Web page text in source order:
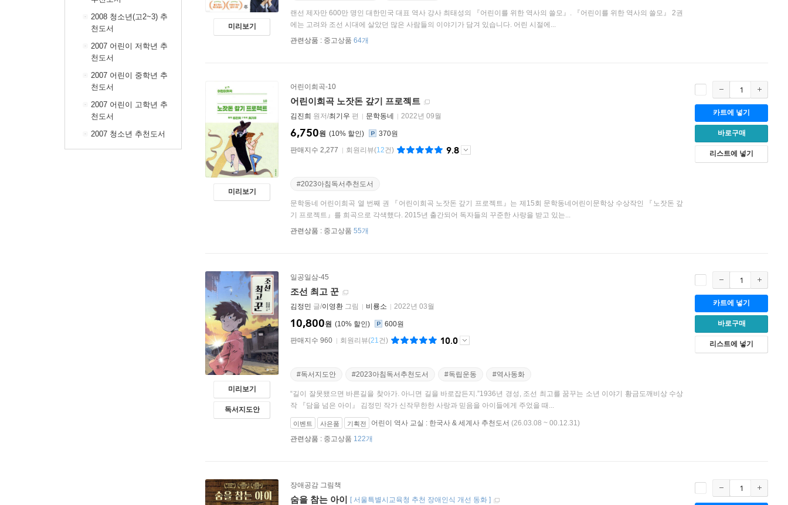
2008 청소년(고2~3) 추
천도서
2007 어린이 저학년 추
천도서
2007 어린이 중학년 추
천도서
2007 어린이 고학년 추
천도서
2007 청소년 추천도서
미리보기
랜선 제자만 600만 명인 대한민국 대표 역사 강사 최태성의 『어린이를 위한 역사의 쓸모』. 『어린이를 위한 역사의 쓸모』 2권
에는 고려와 조선 시대에 살았던 많은 사람들의 이야기가 담겨 있습니다. 어린 시절에...
관련상품 : 중고상품 64개
미리보기
어린이희곡-10
어린이희곡 노잣돈 갚기 프로젝트
김진희 원저/최기우 편 문학동네 2022년 09월
10%
6,750원
370원
판매지수 2,277
회원리뷰(12건) 9.8
#2023아침독서추천도서
문학동네 어린이희곡 열 번째 권 『어린이희곡 노잣돈 갚기 프로젝트』는 제15회 문학동네어린이문학상 수상작인 『노잣돈 갚
기 프로젝트』를 희곡으로 각색했다. 2015년 출간되어 독자들의 꾸준한 사랑을 받고 있는...
관련상품 : 중고상품 55개
카트에 넣기
바로구매
리스트에 넣기
미리보기
독서지도안
일공일삼-45
조선 최고 꾼
김정민 글/이영환 그림 비룡소 2022년 03월
10%
10,800원
600원
판매지수 960
회원리뷰(21건) 10.0
#독서지도안 #2023아침독서추천도서 #독립운동 #역사동화
“길이 잘못됐으면 바른길을 찾아가. 아니면 길을 바로잡든지.”1936년 경성, 조선 최고를 꿈꾸는 소년 이야기 황금도깨비상 수상
작 『담을 넘은 아이』 김정민 작가 신작무한한 사랑과 믿음을 아이들에게 주었을 때...
이벤트 사은품 기획전 어린이 역사 교실 : 한국사 & 세계사 추천도서 (26.03.08 ~ 00.12.31)
관련상품 : 중고상품 122개
카트에 넣기
바로구매
리스트에 넣기
장애공감 그림책
숨을 참는 아이 [ 서울특별시교육청 추천 장애인식 개선 동화 ]